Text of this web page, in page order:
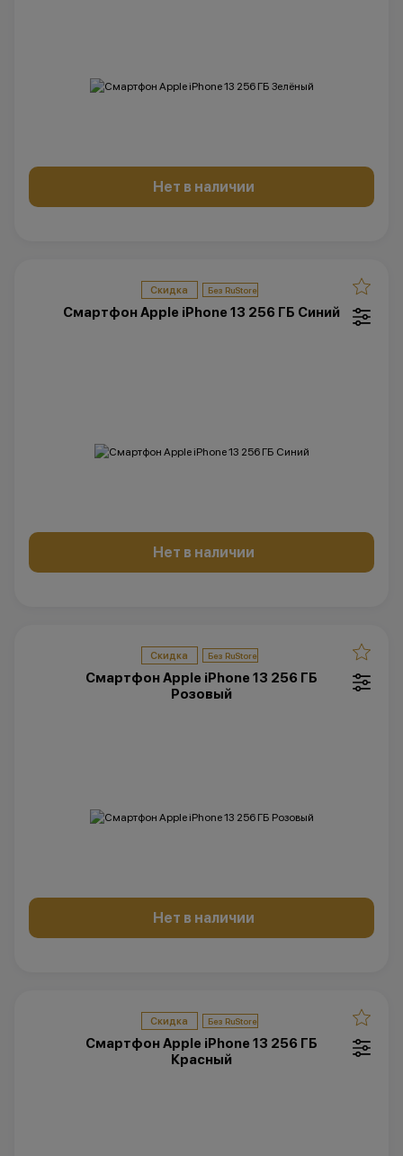
Нет в наличии
Скидка
Смартфон Apple iPhone 13 256 ГБ Синий
Нет в наличии
Скидка
Смартфон Apple iPhone 13 256 ГБ
Розовый
Нет в наличии
Скидка
Смартфон Apple iPhone 13 256 ГБ
Красный